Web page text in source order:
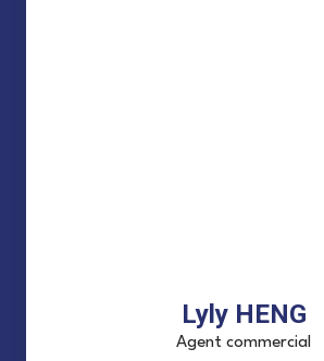
Lyly HENG
Agent commercial